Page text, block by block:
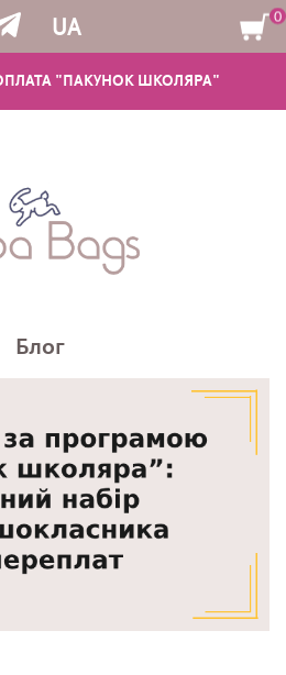
"ПАКУНОК ШКОЛЯРА"
UA 0
Блог